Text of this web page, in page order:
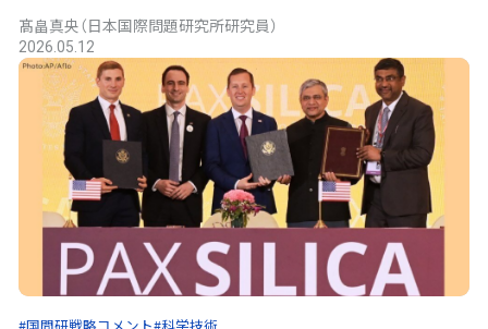
髙畠真央（日本国際問題研究所研究員）
2026.05.12